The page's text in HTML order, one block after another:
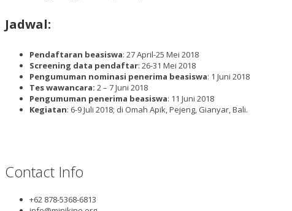
Jadwal:
Pendaftaran beasiswa: 27 April-25 Mei 2018
Screening data pendaftar: 26-31 Mei 2018
Pengumuman nominasi penerima beasiswa: 1 Juni 2018
Tes wawancara: 2 – 7 Juni 2018
Pengumuman penerima beasiswa: 11 Juni 2018
Kegiatan: 6-9 Juli 2018; di Omah Apik, Pejeng, Gianyar, Bali.
Contact Info
+62 878-5368-6813